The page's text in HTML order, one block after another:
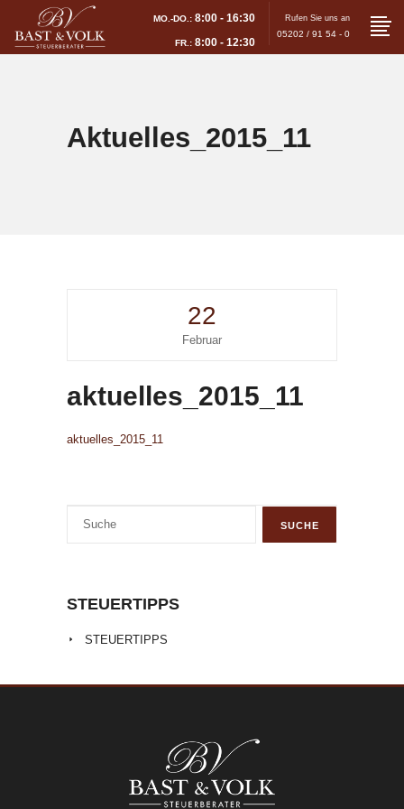
MO.-DO.: 8:00 - 16:30
FR.: 8:00 - 12:30
Rufen Sie uns an
05202 / 91 54 - 0
Aktuelles_2015_11
22
Februar
aktuelles_2015_11
aktuelles_2015_11
STEUERTIPPS
STEUERTIPPS